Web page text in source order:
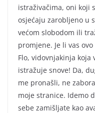
istraživačima, oni koji
osjećaju zarobljeno u
većom slobodom ili
promjene. Je li vas
Flo, vidovnjakinja koja
istražuje snove! Da,
me pronašli, ne
moje stranice. Idemo
sebe zamišljate kao